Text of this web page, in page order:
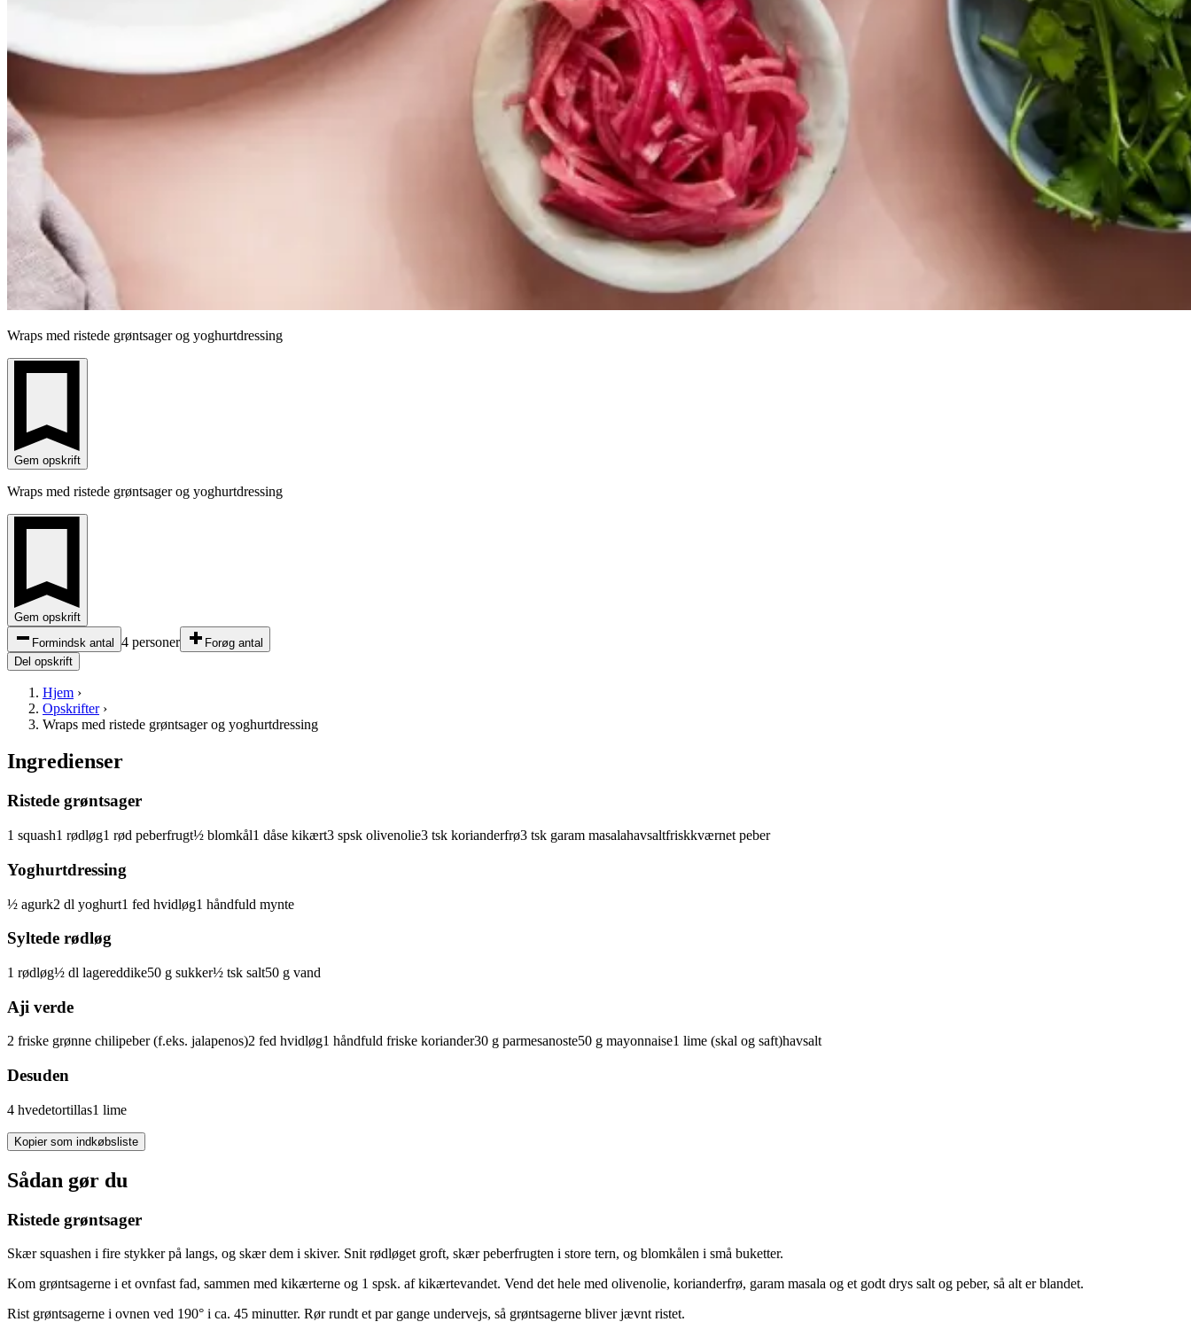
Wraps med ristede grøntsager og yoghurtdressing
Gem opskrift
Wraps med ristede grøntsager og yoghurtdressing
Gem opskrift
Formindsk antal 4 personer
Forøg antal
Del opskrift
Hjem ›
Opskrifter›
Wraps med ristede grøntsager og yoghurtdressing
Ingredienser
Ristede grøntsager
1 squash1 rødløg1 rød peberfrugt½ blomkål1 dåse kikært3 spsk olivenolie3 tsk korianderfrø3 tsk garam masalahavsaltfriskkværnet peber
Yoghurtdressing
½ agurk2 dl yoghurt1 fed hvidløg1 håndfuld mynte
Syltede rødløg
1 rødløg½ dl lagereddike50 g sukker½ tsk salt50 g vand
Aji verde
2 friske grønne chilipeber (f.eks. jalapenos)2 fed hvidløg1 håndfuld friske koriander30 g parmesanoste50 g mayonnaise1 lime (skal og saft)havsalt
Desuden
4 hvedetortillas1 lime
Kopier som indkøbsliste
Sådan gør du
Ristede grøntsager
Skær squashen i fire stykker på langs, og skær dem i skiver. Snit rødløget groft, skær peberfrugten i store tern, og blomkålen i små buketter.
Kom grøntsagerne i et ovnfast fad, sammen med kikærterne og 1 spsk. af kikærtevandet. Vend det hele med olivenolie, korianderfrø, garam masala og et godt drys salt og peber, så alt er blandet.
Rist grøntsagerne i ovnen ved 190° i ca. 45 minutter. Rør rundt et par gange undervejs, så grøntsagerne bliver jævnt ristet.